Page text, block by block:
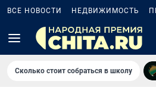
ВСЕ НОВОСТИ НЕДВИЖИМОСТЬ
Сколько стоит собраться в школу